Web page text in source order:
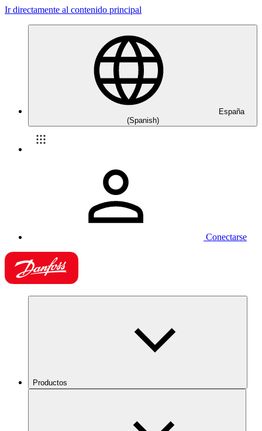
Ir directamente al contenido principal
España
(Spanish)
Conectarse
Productos